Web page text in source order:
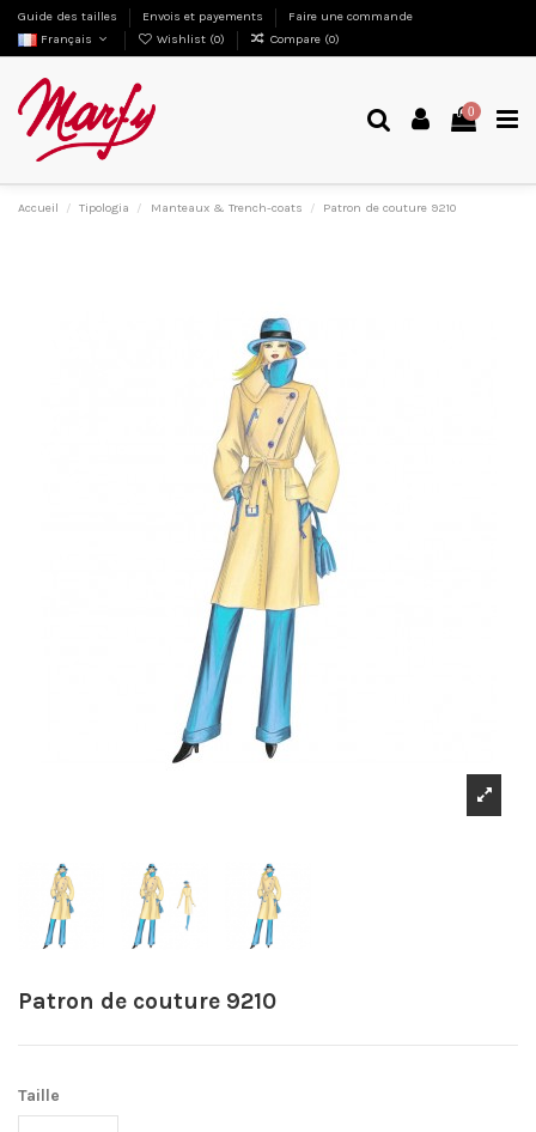
Guide des tailles Envois et payements
Faire une commande
Français
Wishlist (0) Compare (0)
0
Accueil Tipologia Manteaux & Trench-coats Patron de couture 9210
Patron de couture 9210
Taille